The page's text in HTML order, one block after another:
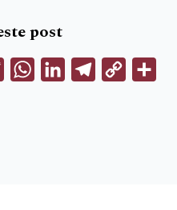
post
TwitterWhatsAppLinkedInTelegram
Copy